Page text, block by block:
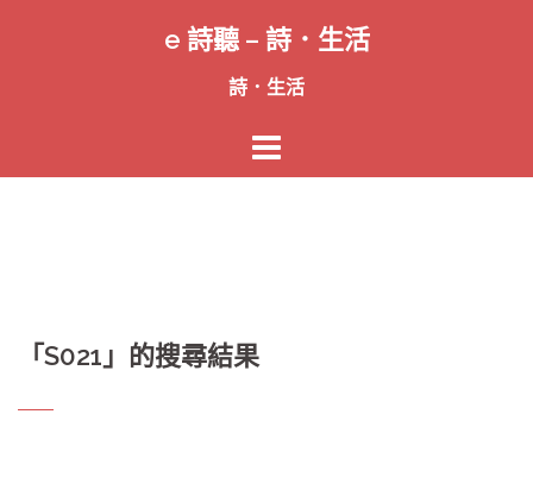
容
e 詩聽 – 詩．生活
詩．生活
「S021 」的搜尋結果